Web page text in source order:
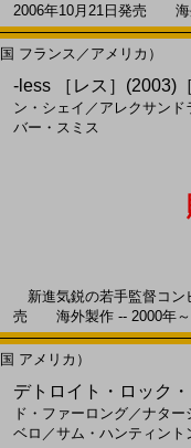
2006年10月21日発売 海
フランス／アメリカ）
-less ［レス］(2003)
ン・シェイ ／ アレクサンド
バー・スミス
新進気鋭の若手監督コン
売 海外製作 -- 2000年～
アメリカ）
デトロイト・ロック
ド・ファーロング／ナター
ベロ ／サム・ハンティント